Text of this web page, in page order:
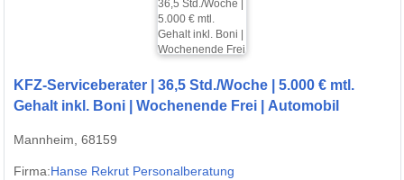
KFZ-Serviceberater | 36,5 Std./Woche | 5.000 € mtl.
Gehalt inkl. Boni | Wochenende Frei | Automobil
Mannheim, 68159
Firma:Hanse Rekrut Personalberatung